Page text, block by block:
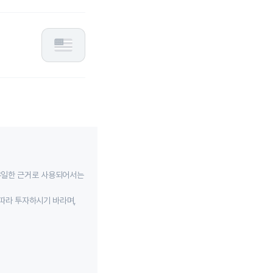
한 근거로 사용되어서는
투자하시기 바라며,